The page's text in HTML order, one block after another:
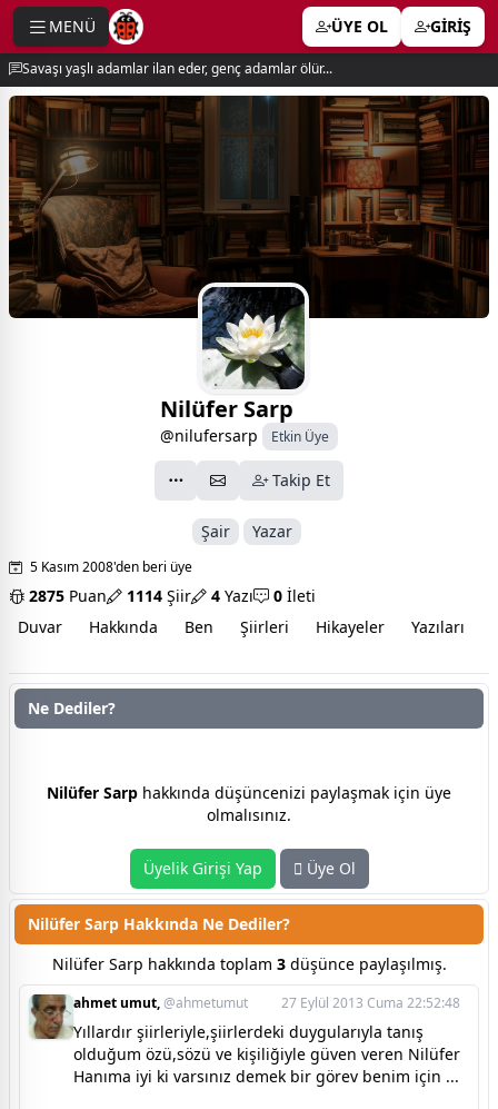
MENÜ ÜYE OL GİRİŞ
Savaşı yaşlı adamlar ilan eder, genç adamlar ölür...
Nilüfer Sarp
@nilufersarp Etkin Üye
Takip Et
Şair Yazar
5 Kasım 2008'den beri üye
2875 Puan 1114 Şiir 4 Yazı 0 İleti
Duvar
Hakkında Ben Şiirleri Hikayeler Yazıları
Ne Dediler?
Nilüfer Sarp hakkında düşüncenizi paylaşmak için üye
olmalısınız.
Üyelik Girişi Yap Üye Ol
Nilüfer Sarp Hakkında Ne Dediler?
Nilüfer Sarp hakkında toplam 3düşünce paylaşılmış.
ahmet umut,@ahmetumut 27 Eylül 2013 Cuma 22:52:48
Yıllardır şiirleriyle,şiirlerdeki duygularıyla tanış
olduğum özü,sözü ve kişiliğiyle güven veren Nilüfer
Hanıma iyi ki varsınız demek bir görev benim için ...
menu